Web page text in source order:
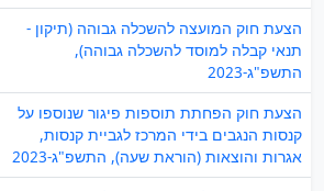
הצעת חוק המועצה להשכלה גבוהה (תיקון -
תנאי קבלה למוסד להשכלה גבוהה),
התשפ"ג-2023
הצעת חוק הפחתת תוספות פיגור שנוספו על
קנסות הנגבים בידי המרכז לגביית קנסות,
אגרות והוצאות (הוראת שעה), התשפ"ג-2023